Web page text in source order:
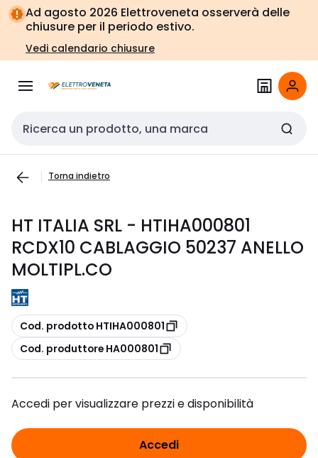
Vai alla
navigazione
Vai
alla
pagina
Ad agosto 2026 Elettroveneta osserverà delle
chiusure per il periodo estivo.
Vedi calendario chiusure
Cerca input
Torna indietro
HT ITALIA SRL - HTIHA000801
RCDX10 CABLAGGIO 50237 ANELLO
MOLTIPL.CO
copia
Cod. prodotto HTIHA000801
copia
Cod. produttore HA000801
Accedi per visualizzare prezzi e disponibilità
Accedi